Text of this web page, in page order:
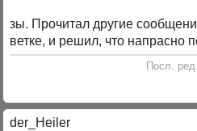
зы. Прочитал другие
ветке, и решил, что напрасно
Посл.
der_Heiler